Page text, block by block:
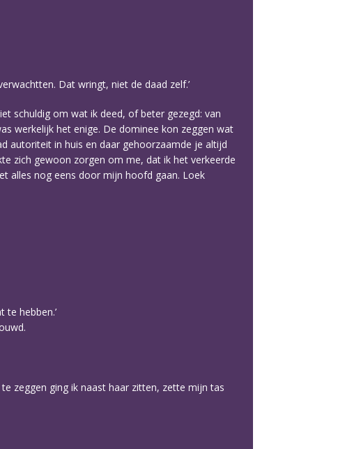
Dat wringt, niet de daad zelf.’
schuldig om wat ik deed, of beter gezegd: van
werkelijk het enige. De dominee kon zeggen wat
autoriteit in huis en daar gehoorzaamde je altijd
zich gewoon zorgen om me, dat ik het verkeerde
alles nog eens door mijn hoofd gaan. Loek
te hebben.’
zeggen ging ik naast haar zitten, zette mijn tas